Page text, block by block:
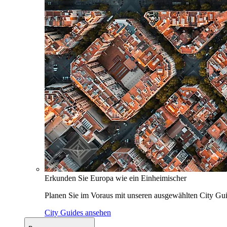
Erkunden Sie Europa wie ein Einheimischer
Planen Sie im Voraus mit unseren ausgewählten City
City Guides ansehen